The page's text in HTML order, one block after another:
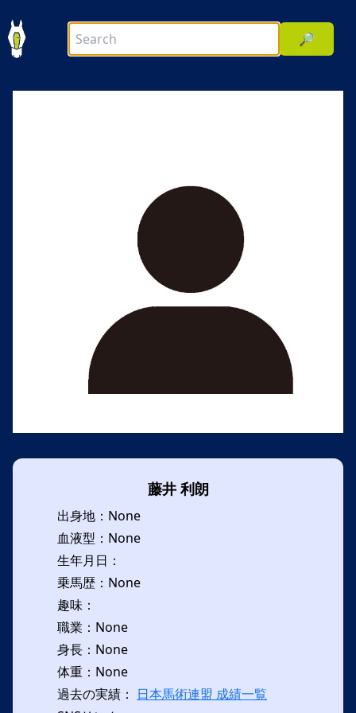
🔎
藤井 利朗
出身地：None
血液型：None
生年月日：
乗馬歴：None
趣味：
職業：None
身長：None
体重：None
過去の実績： 日本馬術連盟 成績一覧